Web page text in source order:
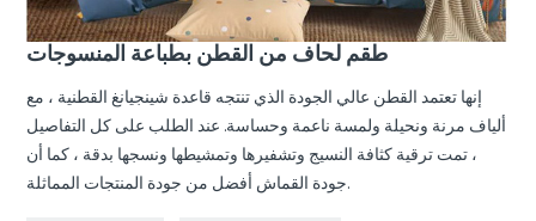
طقم لحاف من القطن بطباعة المنسوجات
إنها تعتمد القطن عالي الجودة الذي تنتجه قاعدة شينجيانغ القطنية ، مع
ألياف مرنة ونحيلة ولمسة ناعمة وحساسة. عند الطلب على كل التفاصيل
، تمت ترقية كثافة النسيج وتشفيرها وتمشيطها ونسجها بدقة ، كما أن
جودة القماش أفضل من جودة المنتجات المماثلة.